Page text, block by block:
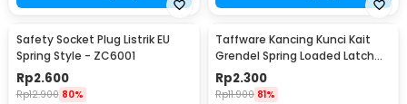
Safety Socket Plug Listrik EU
Spring Style - ZC6001
Rp2.600
Rp12.900 80%
Taffware Kancing Kunci Kait
Grendel Spring Loaded Latch
Catch Hasp - KAK-J107
Rp2.300
Rp11.900 81%